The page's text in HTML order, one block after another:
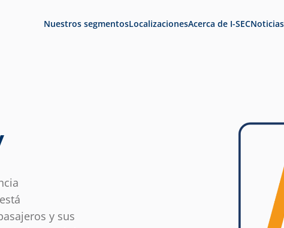
Nuestros segmentosLocalizacionesAcerca de I-SECNoticias
y sus